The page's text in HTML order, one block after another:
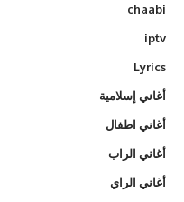
chaabi
iptv
Lyrics
أغاني إسلامية
أغاني اطفال
أغاني الراب
أغاني الراي